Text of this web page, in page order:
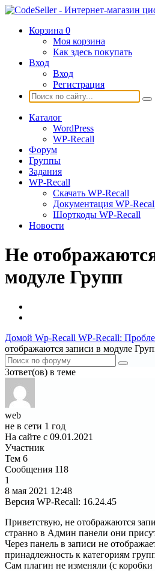
Корзина 0
Моя корзина
Как здесь покупать
Вход
Вход
Регистрация
Каталог
WordPress
WP-Recall
Форум
Группы
Задания
WP-Recall
Скачать WP-Recall
Документация WP-
Шорткоды WP-Recall
Новости
Не
модуле Групп
Домой Wp-Recall WP-Recall:
отображаются записи в модуле
3ответ(ов) в теме
web
не в сети 1 год
На сайте с 09.01.2021
Участник
Тем 6
Сообщения 118
1
8 мая 2021 12:48
Версия WP-Recall: 16.24.45
Приветствую, не отображаются
странно в Админ панели они
Через панель в записи не
принадлежность к категориям
Сам плагин не изменяли (с коробки